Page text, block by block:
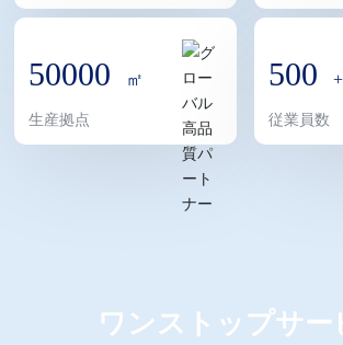
Shuofengグループは、食品・飲料、美容
ア、3Cエレクトロニクス、医療・健康、
リーギフトなどの業界向けに高級カスタ
ーションを提供することに注力していま
ックボックス、カラーボックス、レザー
ックス、本、ハンドバッグ、ラベルなど
ザイン、インテリジェント印刷技術、包
50000 ㎡
生産拠点
500 +
従業員数
ワンストップサー